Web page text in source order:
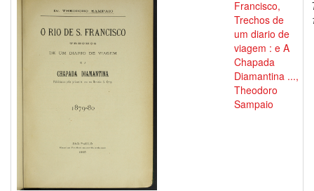
Francisco,
Trechos de
um diario de
viagem : e A
Chapada
Diamantina ...,
Theodoro
Sampaio